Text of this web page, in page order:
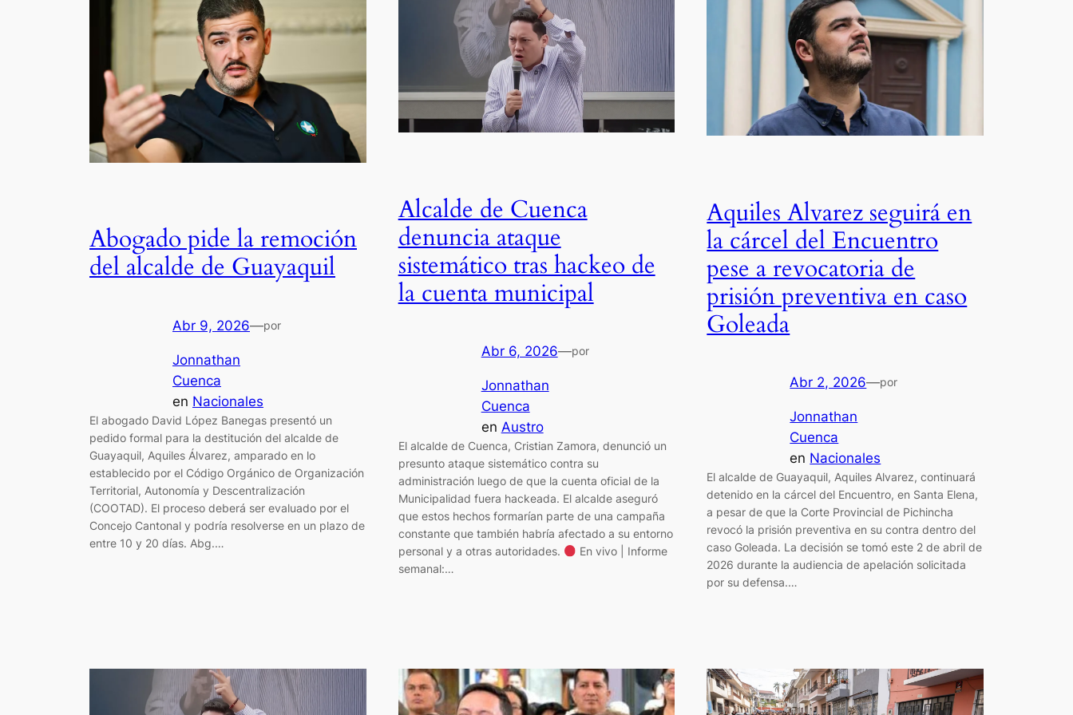
Abogado pide la remoción
del alcalde de Guayaquil
Abr 9, 2026—por
Jonnathan
Cuenca
en Nacionales
El abogado David López Banegas presentó un
pedido formal para la destitución del alcalde de
Guayaquil, Aquiles Álvarez, amparado en lo
establecido por el Código Orgánico de Organización
Territorial, Autonomía y Descentralización
(COOTAD). El proceso deberá ser evaluado por el
Concejo Cantonal y podría resolverse en un plazo de
entre 10 y 20 días. Abg.…
Alcalde de Cuenca
denuncia ataque
sistemático tras hackeo de
la cuenta municipal
Abr 6, 2026—por
Jonnathan
Cuenca
en Austro
El alcalde de Cuenca, Cristian Zamora, denunció un
presunto ataque sistemático contra su
administración luego de que la cuenta oficial de la
Municipalidad fuera hackeada. El alcalde aseguró
que estos hechos formarían parte de una campaña
constante que también habría afectado a su entorno
personal y a otras autoridades.
En vivo | Informe
semanal:…
Aquiles Alvarez seguirá en
la cárcel del Encuentro
pese a revocatoria de
prisión preventiva en caso
Goleada
Abr 2, 2026—por
Jonnathan
Cuenca
en Nacionales
El alcalde de Guayaquil, Aquiles Alvarez, continuará
detenido en la cárcel del Encuentro, en Santa Elena,
a pesar de que la Corte Provincial de Pichincha
revocó la prisión preventiva en su contra dentro del
caso Goleada. La decisión se tomó este 2 de abril de
2026 durante la audiencia de apelación solicitada
por su defensa.…